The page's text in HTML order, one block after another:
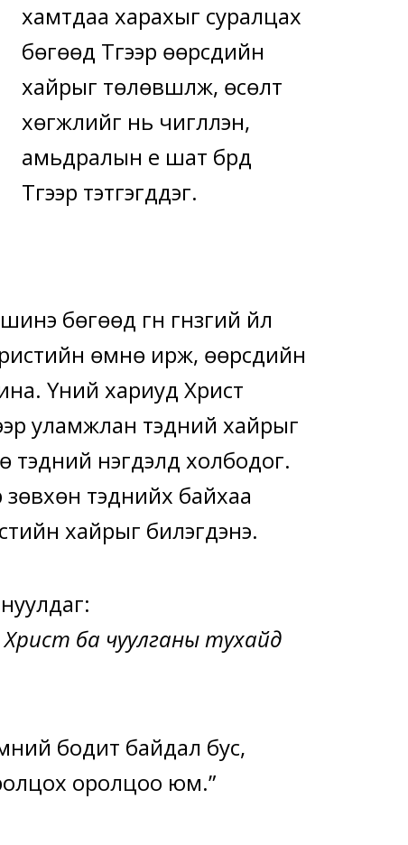
хамтдаа харахыг суралцах
бөгөөд Түүгээр өөрсдийн
хайрыг төлөвшүүлж, өсөлт
хөгжлийг нь чиглүүлэн,
амьдралын үе шат бүрд
Түүгээр тэтгэгддэг.
бөгөөд гүн гүнзгий үйл
өмнө ирж, өөрсдийн
Үүний хариуд Христ
уламжлан тэдний хайрыг
тэдний нэгдэлд холбодог.
зөвхөн тэднийх байхаа
хайрыг билэгдэнэ.
Христ ба чуулганы тухайд
бодит байдал бус,
оролцоо юм.”